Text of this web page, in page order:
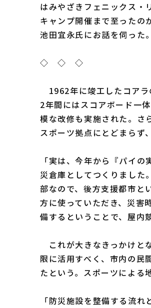
はみやざきフェニックス・
キャンプ開催まで至ったの
池田宜永氏にお話を伺った。
◇ ◇ ◇
1962年に竣工したコアラ
2年間にはスコアボード一
模な改修も実施された。さ
スポーツ拠点にとどまらず
「実は、今年から『パイ
災倉庫としてつくりました
部なので、後方支援都市と
方に使っていただき、災害
備するということで、屋内
これが大きなきっかけと
限に活用すべく、市内の民
たという。スポーツによる
「防災施設を整備する流